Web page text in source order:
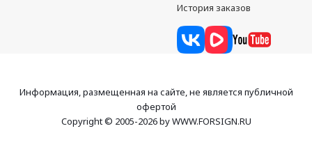
История заказов
Информация, размещенная на сайте, не является публичной
офертой
Copyright © 2005-2026 by WWW.FORSIGN.RU